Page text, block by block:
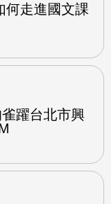
何走進國文課
躍台北市興